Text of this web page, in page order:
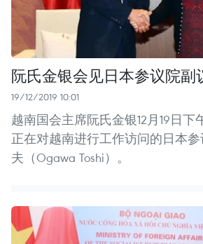
阮氏金银会见日本参议院副
19/12/2019 10:01
越南国会主席阮氏金银12月19日
正在对越南进行工作访问的日本
夫（Ogawa Toshi）。